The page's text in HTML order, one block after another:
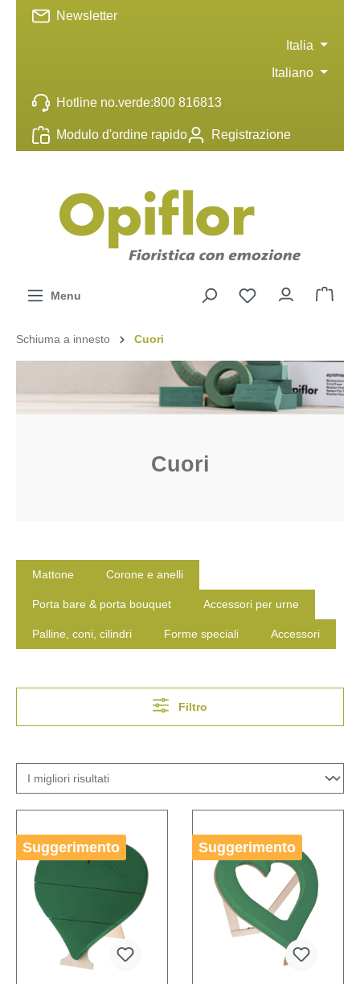
principale
Hotline no.verde:800 816813
Modulo d'ordine rapido Registrazione
Newsletter
Italia
Italiano
Menu
Schiuma a innesto Cuori
Cuori
Mattone Corone e anelli
Porta bare & porta bouquet Accessori per urne
Palline, coni, cilindri Forme speciali Accessori
Filtro
Suggerimento Suggerimento